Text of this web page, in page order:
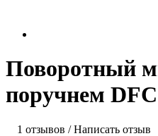
Поворотный
поручнем
1 отзывов /Написать отзыв